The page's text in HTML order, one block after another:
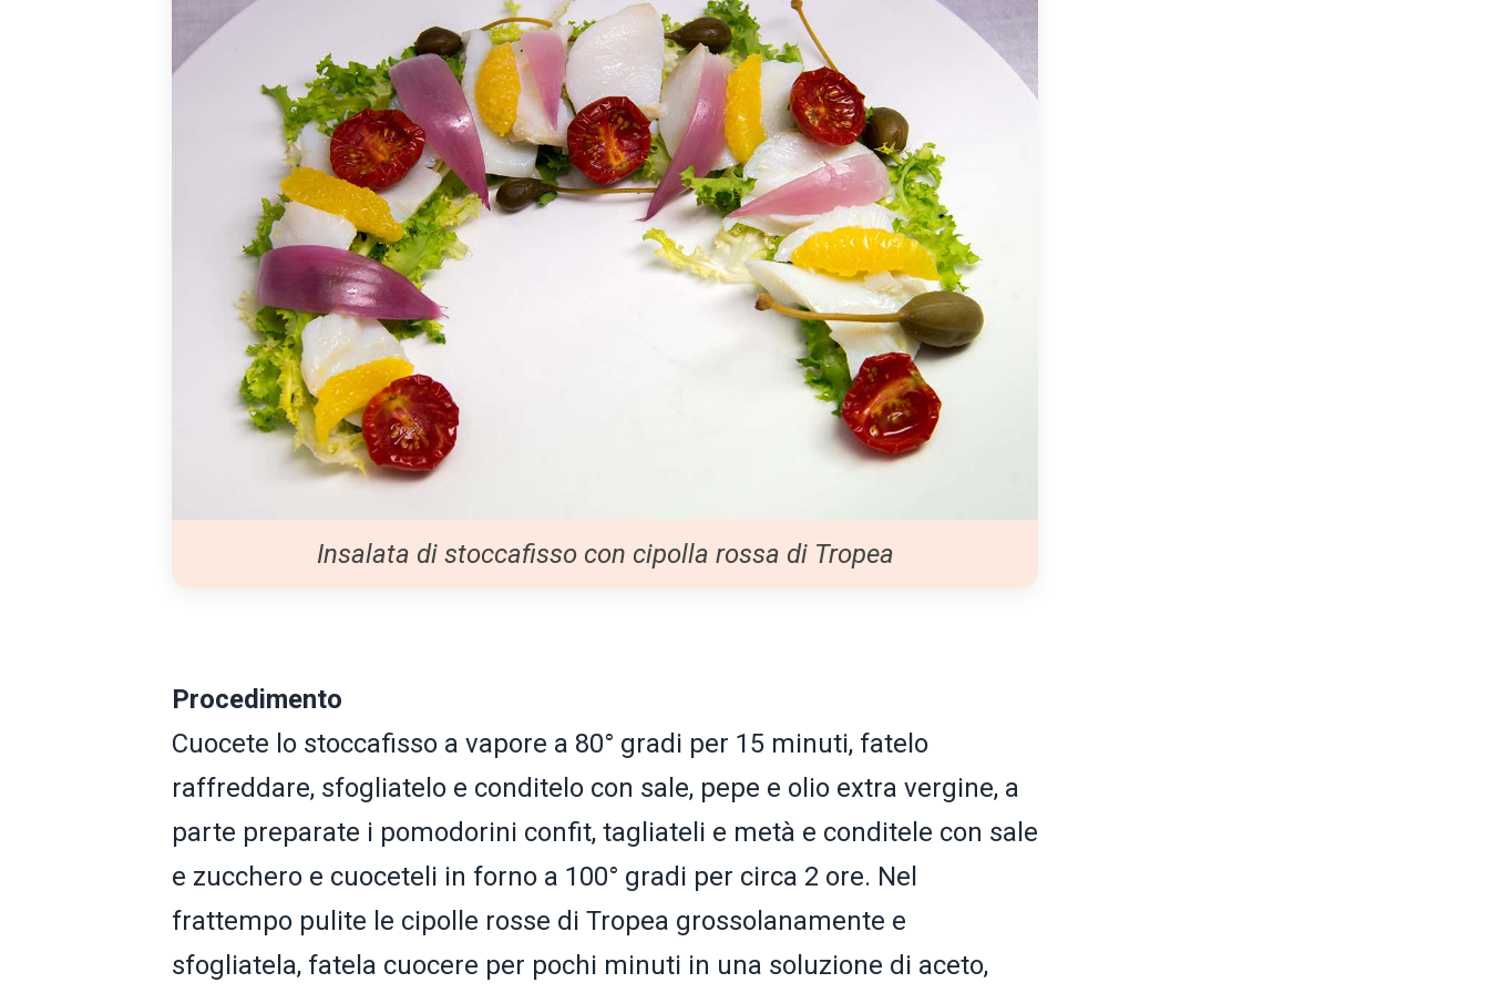
Insalata di stoccafisso con cipolla rossa di Tropea
Procedimento
Cuocete lo stoccafisso a vapore a 80° gradi per 15 minuti, fatelo
raffreddare, sfogliatelo e conditelo con sale, pepe e olio extra vergine, a
parte preparate i pomodorini confit, tagliateli e metà e conditele con sale
e zucchero e cuoceteli in forno a 100° gradi per circa 2 ore. Nel
frattempo pulite le cipolle rosse di Tropea grossolanamente e
sfogliatela, fatela cuocere per pochi minuti in una soluzione di aceto,